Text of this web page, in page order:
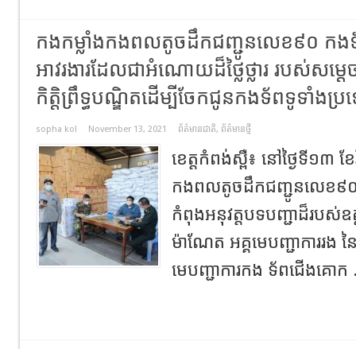
កងកម្លាំងកងពលតូចដឹកជញ្ជូនលេខ៩០ កង
អាវរងារដែលជាអំណោយដ៏ថ្លៃថ្លារ របស់សម្ត
កិត្តិព្រឹទ្ធបណ្ឌិតដើម្បីចែកជូនកងទ័ពទូទាំងប្រ
sopha kol November 13, 2021 ព័ត៌មានជាតិ, ព័ត៌មានថ្មី
ខេត្តកំពង់ស្ពឺ៖ នៅថ្ងៃទី១៣ ខ
កងពលតូចដឹកជញ្ជូនលេខ៩
កំពុងអនុវត្តបទបញ្ជាដ៏រប
ម៉ាណែត អគ្គមេបញ្ជាការរ
មេបញ្ជាការកង ទ័ពជើងគោ